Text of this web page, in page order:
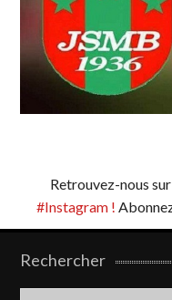
Retrouvez-nous sur
#Instagram !
Rechercher